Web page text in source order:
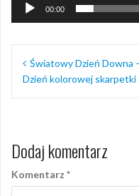
00:00
Nawigacja
wpisu
Światowy Dzień Downa
Dzień kolorowej skarpetki
Dodaj komentarz
Komentarz *